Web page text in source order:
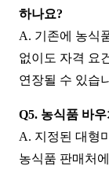
하나요?
A. 기존에 농식
없이도 자격 요
연장될 수 있습
Q5. 농식품 바
A. 지정된 대형
농식품 판매처